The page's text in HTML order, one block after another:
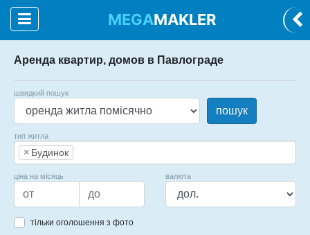
MEGAMAKLER
Аренда квартир, домов в Павлограде
швидкий пошук
пошук
тип житла
× Будинок
ціна на місяць валюта
тільки оголошення з фото